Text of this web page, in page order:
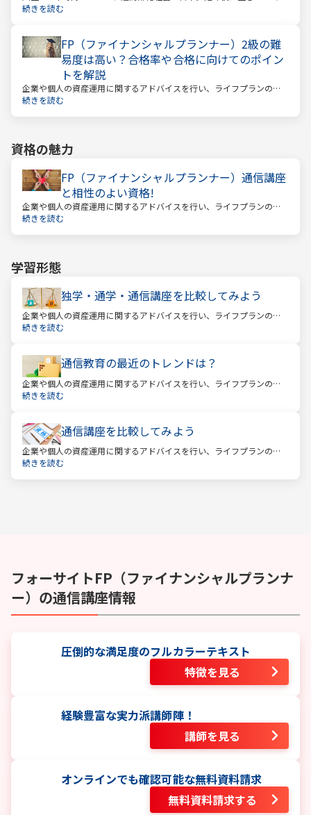
間も当然長くなっています。今どんな年齢の人でも、安心して暮らし
続きを読む
FP（ファイナンシャルプランナー）2級の難
易度は高い？合格率や合格に向けてのポイン
トを解説
企業や個人の資産運用に関するアドバイスを行い、ライフプランの設
計を提案するファイナンシャルプランナー。
続きを読む
資格の魅力
FP（ファイナンシャルプランナー）通信講座
と相性のよい資格!
企業や個人の資産運用に関するアドバイスを行い、ライフプランの設
計を提案するファイナンシャルプランナー
続きを読む
学習形態
独学・通学・通信講座を比較してみよう
企業や個人の資産運用に関するアドバイスを行い、ライフプランの設
計を提案するファイナンシャルプランナー。
続きを読む
通信教育の最近のトレンドは？
企業や個人の資産運用に関するアドバイスを行い、ライフプランの設
計を提案するファイナンシャルプランナー。
続きを読む
通信講座を比較してみよう
企業や個人の資産運用に関するアドバイスを行い、ライフプランの設
計を提案するファイナンシャルプランナー。
続きを読む
フォーサイトFP（ファイナンシャルプランナ
ー） の通信講座情報
圧倒的な満足度のフルカラーテキスト
特徴を見る
経験豊富な実力派講師陣！
講師を見る
オンラインでも確認可能な無料資料請求
無料資料請求する